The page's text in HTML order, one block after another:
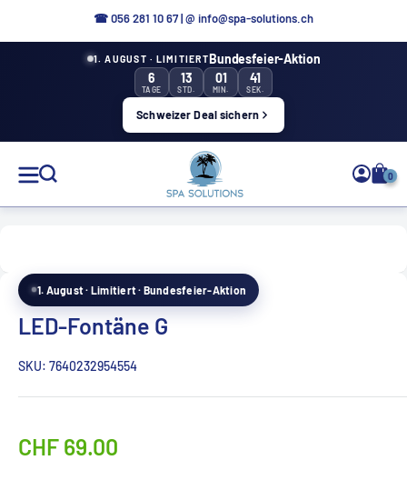
☎ 056 281 10 67|@ info@spa-solutions.ch
1. AUGUST · LIMITIERTBundesfeier-Aktion
6
TAGE
13
STD.
01
MIN.
41
SEK.
Schweizer Deal sichern
Solutions
0
1. August · Limitiert · Bundesfeier-Aktion
LED-Fontäne G
SKU: 7640232954554
Sonderpreis
CHF 69.00